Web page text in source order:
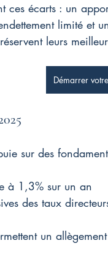
ces écarts : un
limité et
leurs
Démarrer
sur des
à 1,3% sur un an
des taux
un